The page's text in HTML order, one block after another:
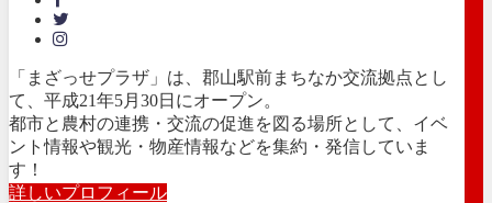
「まざっせプラザ」は、郡山駅前まちなか交流拠点とし
て、平成21年5月30日にオープン。
都市と農村の連携・交流の促進を図る場所として、イベ
ント情報や観光・物産情報などを集約・発信していま
す！
詳しいプロフィール